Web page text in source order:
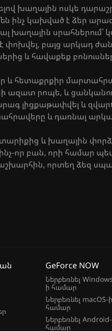
խաղային ոսկե
կախված է ձեր
սրահներում՝
փոխվել, բայց արկադ
և հավաքեք
և հետաքրքիր
ազատ րոպե, և
լիցքաթափվել և
և դառնալ
և խաղային
որ բան, որի համար
որտեղ ձեզ
GeForce NOW
Ներբեռնել
ի համար
Ներբեռնել macOS-ի
համար
Ներբեռնել
համար